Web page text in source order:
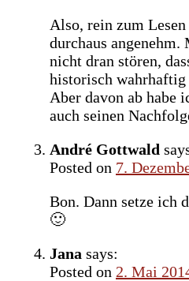
Also, rein zum
durchaus
nicht dran stören,
historisch
Aber davon ab habe
auch seinen
André Gottwald
Posted on 7.
Bon. Dann setze ich
🙂
Jana says:
Posted on 2. Mai